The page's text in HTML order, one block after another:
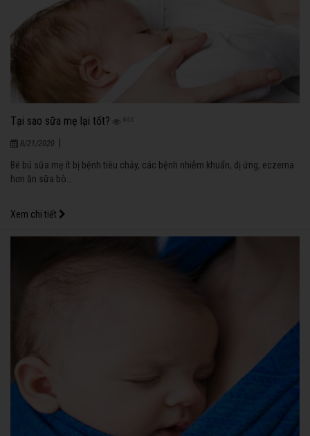
Tại sao sữa mẹ lại tốt? 866
8/21/2020
Bé bú sữa mẹ ít bị bệnh tiêu chảy, các bệnh nhiễm khuẩn, dị ứng, eczema
hơn ăn sữa bò…
Xem chi tiết